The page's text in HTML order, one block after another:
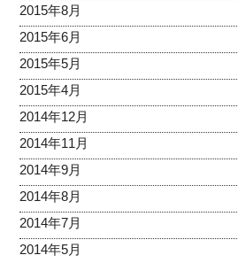
2015年8月
2015年6月
2015年5月
2015年4月
2014年12月
2014年11月
2014年9月
2014年8月
2014年7月
2014年5月